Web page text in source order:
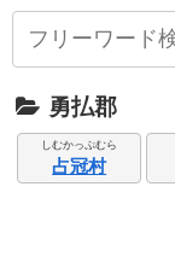
勇払郡
しむかっぷむら
占冠村